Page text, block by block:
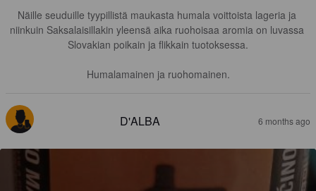
Näille seuduille tyypillistä maukasta humala voittoista lageria ja
niinkuin Saksalaisillakin yleensä aika ruohoisaa aromia on luvassa
Slovakian poikain ja flikkain tuotoksessa.
Humalamainen ja ruohomainen.
D'ALBA 6 months ago